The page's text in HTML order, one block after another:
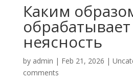
Каким
обрабатывает
неясность
by admin | Feb 21, 2026 |
comments